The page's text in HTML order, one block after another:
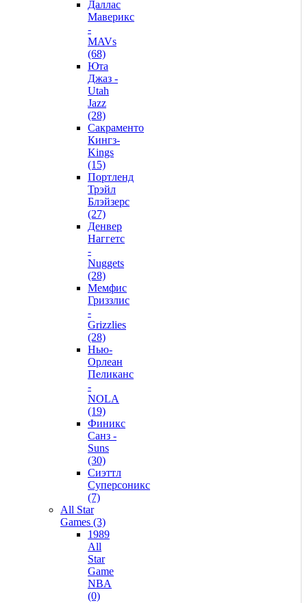
Даллас
Маверикс
-
MAVs
(68)
Юта
Джаз -
Utah
Jazz
(28)
Сакраменто
Кингз-
Kings
(15)
Портленд
Трэйл
Блэйзерс
(27)
Денвер
Наггетс
-
Nuggets
(28)
Мемфис
Гриззлис
-
Grizzlies
(28)
Нью-
Орлеан
Пеликанс
-
NOLA
(19)
Финикс
Санз -
Suns
(30)
Сиэттл
Суперсоникс
(7)
All Star
Games (3)
1989
All
Star
Game
NBA
(0)